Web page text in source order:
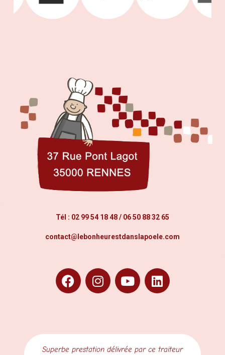
Tél : 02 99 54 18 48/ 06 50 88 32 65
contact@lebonheurestdanslapoele.com
Superbe prestation délivrée par ce traiteur